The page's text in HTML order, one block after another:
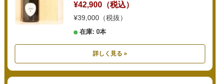
¥42,900（税込）
¥39,000（税抜）
在庫: 0本
詳しく見る »